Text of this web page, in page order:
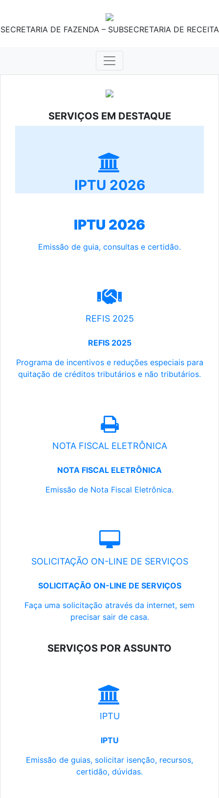
SECRETARIA DE FAZENDA – SUBSECRETARIA DE RECEITA
SERVIÇOS EM DESTAQUE
IPTU 2026
IPTU 2026
Emissão de guia, consultas e certidão.
REFIS 2025
REFIS 2025
Programa de incentivos e reduções especiais para
quitação de créditos tributários e não tributários.
NOTA FISCAL ELETRÔNICA
NOTA FISCAL ELETRÔNICA
Emissão de Nota Fiscal Eletrônica.
SOLICITAÇÃO ON-LINE DE SERVIÇOS
SOLICITAÇÃO ON-LINE DE SERVIÇOS
Faça uma solicitação através da internet, sem
precisar sair de casa.
SERVIÇOS POR ASSUNTO
IPTU
IPTU
Emissão de guias, solicitar isenção, recursos,
certidão, dúvidas.